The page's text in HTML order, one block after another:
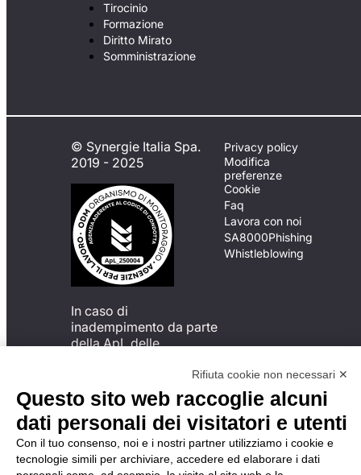
Tirocinio
Formazione
Diritto Mirato
Somministrazione
© Synergie Italia Spa.
2019 - 2025
In caso di
inadempimento da parte
della ApL delle
del Codice di Condotta, è
possibile presentare un
reclamo
all’Organismo di
Monitoraggio utilizzando
una delle modalità
descritte al seguente
Privacy policy
Modifica
preferenze
Cookie
Faq
Lavora con noi
SA8000Phishing
Whistleblowing
Rifiuta cookie non necessari ✕
Questo sito web raccoglie alcuni
dati personali dei visitatori e utenti
Con il tuo consenso, noi e i nostri partner utilizziamo i cookie e
tecnologie simili per archiviare, accedere ed elaborare i dati